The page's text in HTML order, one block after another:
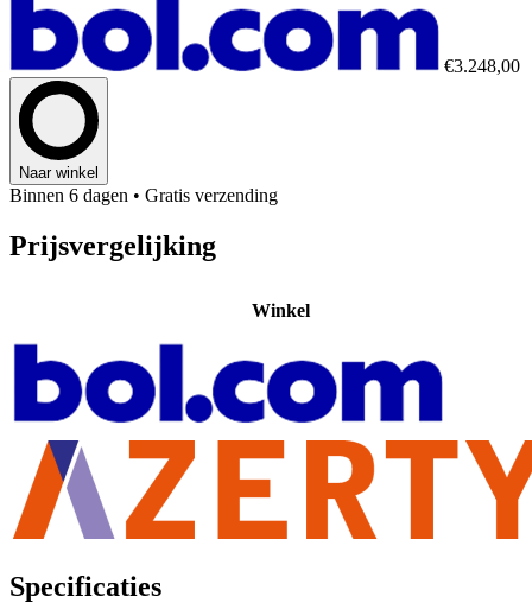
€3.248,00
Naar winkel
Binnen 6 dagen • Gratis verzending
Prijsvergelijking
Winkel
Specificaties